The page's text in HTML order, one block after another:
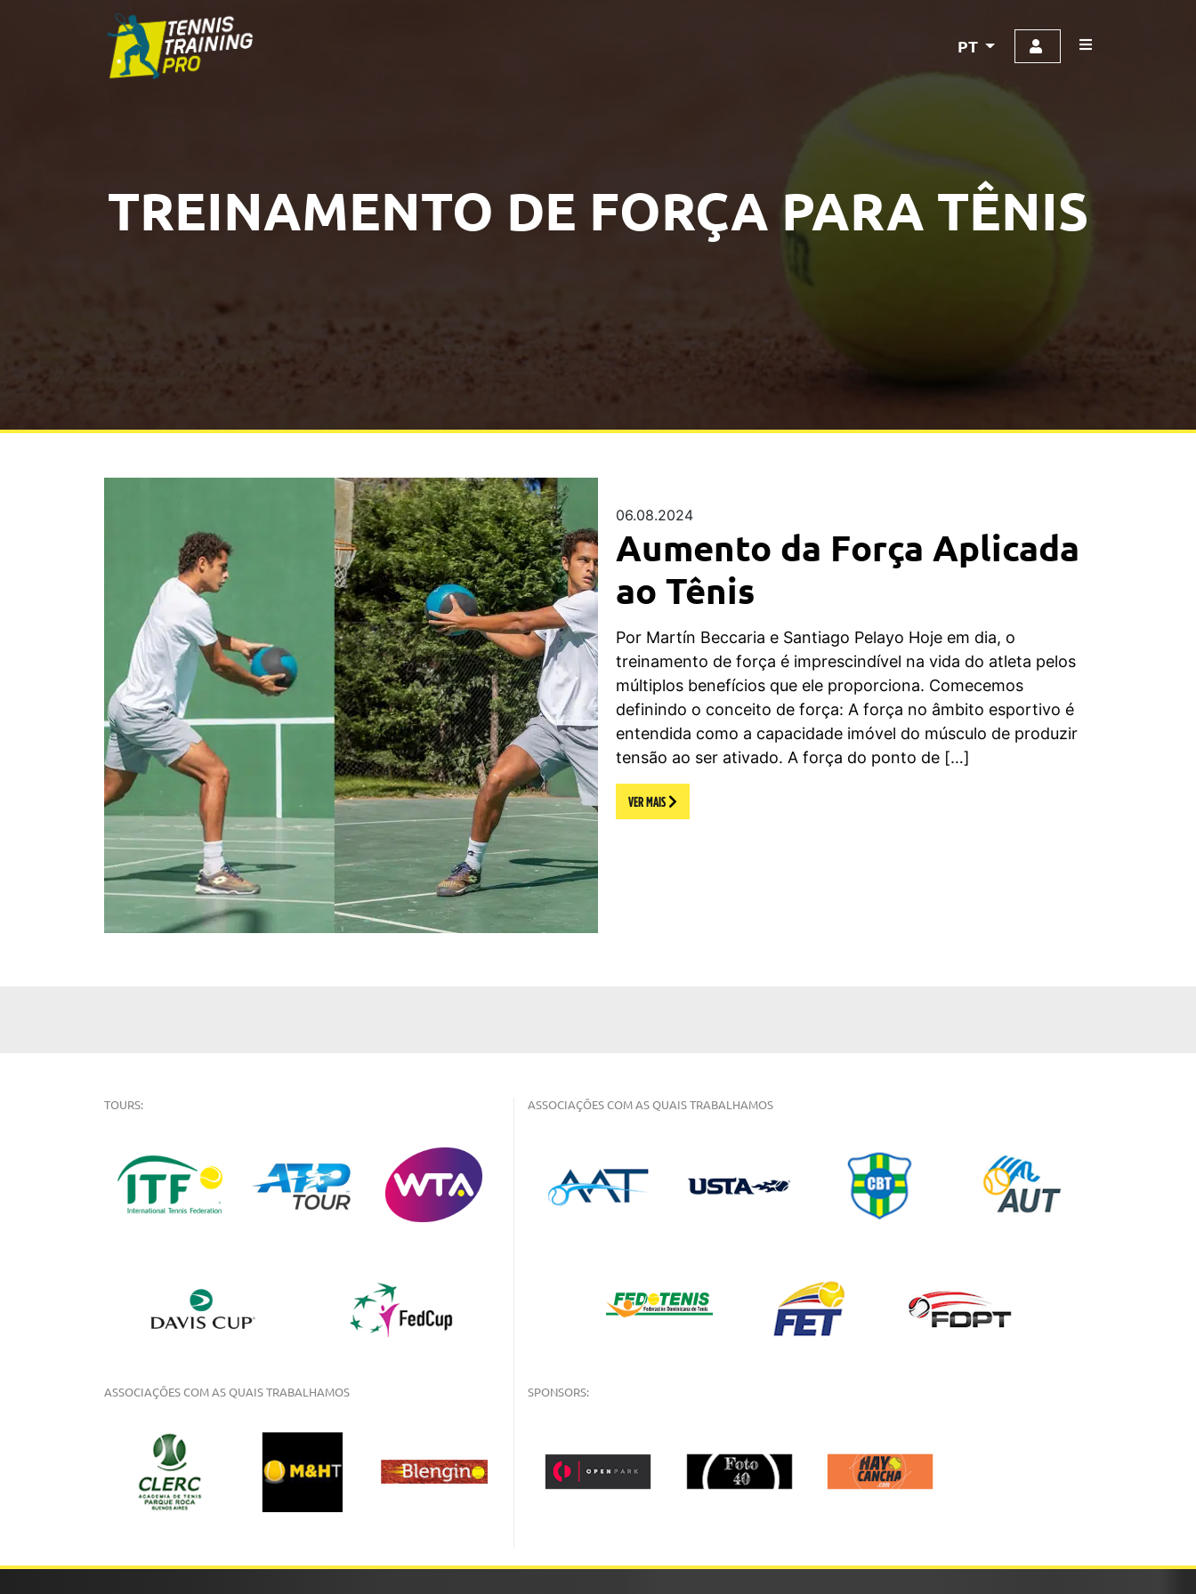
PT
TREINAMENTO DE FORÇA PARA TÊNIS
06.08.2024
Aumento da Força Aplicada
ao Tênis
Por Martín Beccaria e Santiago Pelayo Hoje em dia, o
treinamento de força é imprescindível na vida do atleta pelos
múltiplos benefícios que ele proporciona. Comecemos
definindo o conceito de força: A força no âmbito esportivo é
entendida como a capacidade imóvel do músculo de produzir
tensão ao ser ativado. A força do ponto de […]
VER MAIS
TOURS:
ASSOCIAÇÕES COM AS QUAIS TRABALHAMOS
ASSOCIAÇÕES COM AS QUAIS TRABALHAMOS
SPONSORS: